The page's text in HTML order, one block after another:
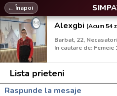
← Înapoi
Alexgbi (Acum 54
Barbat, 22,
In cautare de: Femeie
Lista prieteni
Raspunde la mesaje